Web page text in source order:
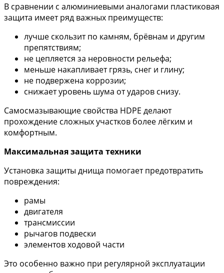
В сравнении с алюминиевыми аналогами пластиковая
защита имеет ряд важных преимуществ:
лучше скользит по камням, брёвнам и другим
препятствиям;
не цепляется за неровности рельефа;
меньше накапливает грязь, снег и глину;
не подвержена коррозии;
снижает уровень шума от ударов снизу.
Самосмазывающие свойства HDPE делают
прохождение сложных участков более лёгким и
комфортным.
Максимальная защита техники
Установка защиты днища помогает предотвратить
повреждения:
рамы
двигателя
трансмиссии
рычагов подвески
элементов ходовой части
Это особенно важно при регулярной эксплуатации